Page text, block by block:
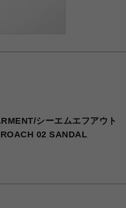
シーエムエフアウト
02 SANDAL